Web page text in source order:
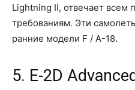
Lightning II, отвечает всем
требованиям. Эти
ранние модели F / A-18.
5. E-2D